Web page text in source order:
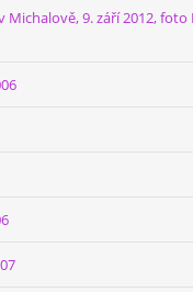
9. září 2012, foto